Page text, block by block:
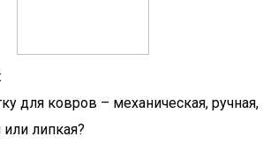
для ковров – механическая, ручная,
или липкая?